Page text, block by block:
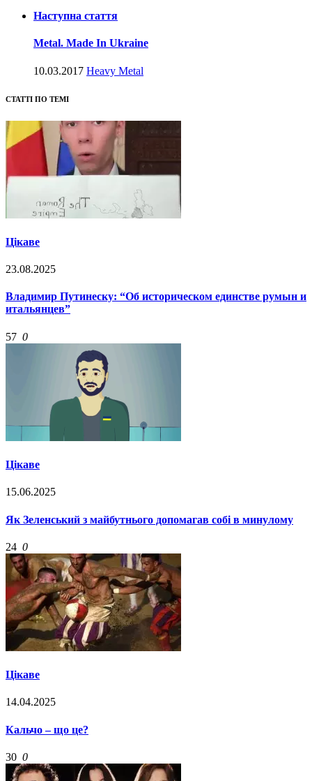
Наступна стаття
Metal. Made In Ukraine
10.03.2017 Heavy Metal
СТАТТІ ПО ТЕМІ
Цікаве
23.08.2025
Владимир Путинеску: “Об историческом единстве румын и
итальянцев”
57 0
Цікаве
15.06.2025
Як Зеленський з майбутнього допомагав собі в минулому
24 0
Цікаве
14.04.2025
Кальчо – що це?
30 0